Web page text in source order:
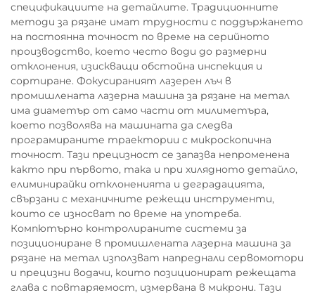
спецификациите на детайлите. Традиционните
методи за рязане имат трудности с поддържането
на постоянна точност по време на серийното
производство, което често води до размерни
отклонения, изискващи обстойна инспекция и
сортиране. Фокусираният лазерен лъч в
промишлената лазерна машина за рязане на метал
има диаметър от само части от милиметъра,
което позволява на машината да следва
програмираните траектории с микроскопична
точност. Тази прецизност се запазва непроменена
както при първото, така и при хилядното детайло,
елиминирайки отклоненията и деградацията,
свързани с механичните режещи инструменти,
които се износват по време на употреба.
Компютърно контролираните системи за
позициониране в промишлената лазерна машина за
рязане на метал използват напреднали сервомотори
и прецизни водачи, които позиционират режещата
глава с повтаряемост, измервана в микрони. Тази